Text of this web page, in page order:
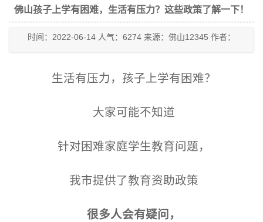
佛山孩子上学有困难，生活有压力？这些政策了解一下！
时间：2022-06-14 人气：6274 来源：佛山12345 作者：
生活有压力，孩子上学有困难？
大家可能不知道
针对困难家庭学生教育问题，
我市提供了教育资助政策
很多人会有疑问，